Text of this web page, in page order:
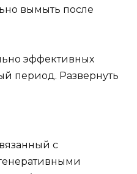
вымыть после
эффективных
период. Развернуть
с